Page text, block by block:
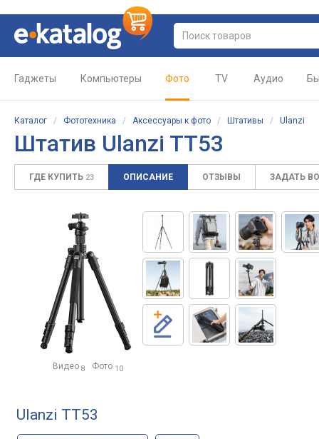
Гаджеты Компьютеры Фото TV Аудио
Каталог / Фототехника / Аксессуары к фото / Штативы / Ulanzi
Штатив Ulanzi TT53
ГДЕ КУПИТЬ 23 ОПИСАНИЕ ОТЗЫВЫ ЗАДАТЬ
Видео 8 Фото 10
Ulanzi TT53